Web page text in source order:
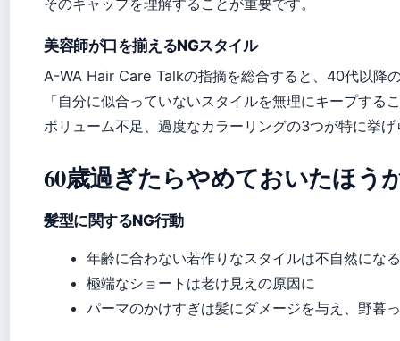
美容師が口を揃えるNGスタイル
A-WA Hair Care Talkの指摘を総合すると、40代以降
「自分に似合っていないスタイルを無理にキープする
ボリューム不足、過度なカラーリングの3つが特に挙げ
60歳過ぎたらやめておいたほう
髪型に関するNG行動
年齢に合わない若作りなスタイルは不自然になる
極端なショートは老け見えの原因に
パーマのかけすぎは髪にダメージを与え、野暮